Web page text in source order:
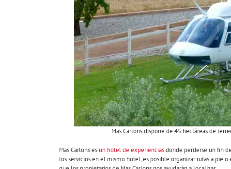
Mas Carlons dispone de 45 hectáreas de
Mas Carlons esun hotel de experienciasdonde perderse un fin
los servicios en el mismo hotel, es posible organizar rutas a pie